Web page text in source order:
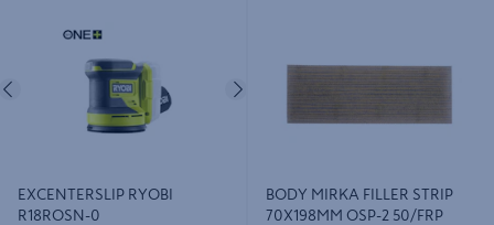
Föregående
EXCENTERSLIP RYOBI
R18ROSN-0
BODY MIRKA FILLER STRIP
70X198MM OSP-2 50/FRP